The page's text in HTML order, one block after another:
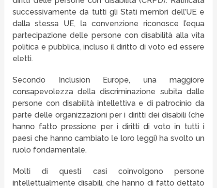
successivamente da tutti gli Stati membri dell’UE e
dalla stessa UE, la convenzione riconosce l’equa
partecipazione delle persone con disabilità alla vita
politica e pubblica, incluso il diritto di voto ed essere
eletti.
Secondo Inclusion Europe, una maggiore
consapevolezza della discriminazione subita dalle
persone con disabilità intellettiva e di patrocinio da
parte delle organizzazioni per i diritti dei disabili (che
hanno fatto pressione per i diritti di voto in tutti i
paesi che hanno cambiato le loro leggi) ha svolto un
ruolo fondamentale.
Molti di questi casi coinvolgono persone
intellettualmente disabili, che hanno di fatto dettato